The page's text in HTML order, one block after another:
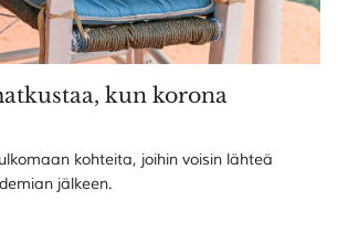
kun korona
kohteita, joihin voisin lähteä
jälkeen.